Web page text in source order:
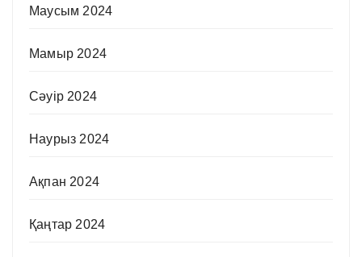
Маусым 2024
Мамыр 2024
Сәуір 2024
Наурыз 2024
Ақпан 2024
Қаңтар 2024